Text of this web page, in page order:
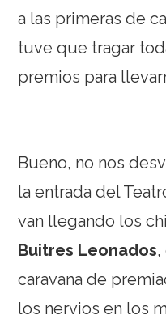
a las primeras de
tuve que tragar
premios para
Bueno, no nos
la entrada del
van llegando los
Buitres Leonados,
caravana de
los nervios en los